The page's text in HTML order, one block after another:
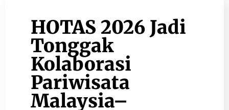
HOTAS 2026 Jadi
Tonggak
Kolaborasi
Pariwisata
Malaysia–